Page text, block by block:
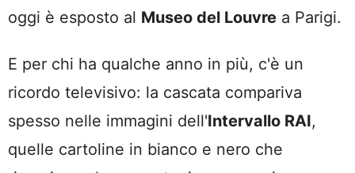
oggi è esposto al Museo del Louvre a Parigi.
E per chi ha qualche anno in più, c'è un
ricordo televisivo: la cascata compariva
spesso nelle immagini dell'Intervallo RAI,
quelle cartoline in bianco e nero che